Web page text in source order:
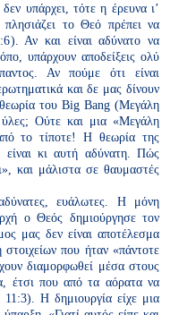
υπάρχει, τότε η έρευνα ι’
το Θεό πρέπει να
Αν και είναι αδύνατο να
υπάρχουν αποδείξεις ολύ
Αν πούμε ότι είναι
και δε μας δίνουν
του Big Bang (Μεγάλη
Ούτε και μια «Μεγάλη
το τίποτε! Η θεωρία της
είναι κι αυτή αδύνατη. Πώς
και μάλιστα σε θαυμαστές
ευάλωτες. Η μόνη
ο Θεός δημιούργησε τον
μας δεν είναι αποτέλεσμα
στοιχείων που ήταν «πάντοτε
διαμορφωθεί μέσα στους
έτσι που από τα αόρατα να
Η δημιουργία είχε μια